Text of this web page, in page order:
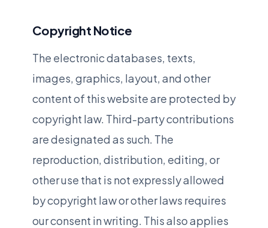
Copyright Notice
The electronic databases, texts,
images, graphics, layout, and other
content of this website are protected by
copyright law. Third-party contributions
are designated as such. The
reproduction, distribution, editing, or
other use that is not expressly allowed
by copyright law or other laws requires
our consent in writing. This also applies